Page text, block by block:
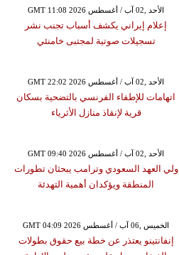
GMT 11:08 2026 الأحد ,02 آب / أغسطس
إعلام إيراني يكشف أسباب تجنب نشر
تسجيلات صوتية لمجتبى خامنئي
GMT 22:02 2026 الأحد ,02 آب / أغسطس
اتهامات للإطفاء الفرنسي بالتضحية بسكان
قرية لإنقاذ منازل الأثرياء
GMT 09:40 2026 الأحد ,02 آب / أغسطس
ولي العهد السعودي وترامب يبحثان تطورات
المنطقة ويؤكدان أهمية التهدئة
GMT 04:09 2026 الخميس ,06 آب / أغسطس
إنفانتينو يعتذر عن خطة بيع حقوق بطولات